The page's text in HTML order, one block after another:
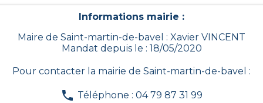
Informations mairie :
Maire de Saint-martin-de-bavel : Xavier VINCENT
Mandat depuis le : 18/05/2020
Pour contacter la mairie de Saint-martin-de-bavel :
Téléphone : 04 79 87 31 99